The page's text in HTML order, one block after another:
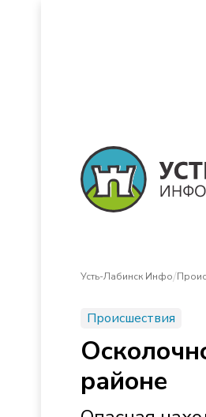
Усть-Лабинск Инфо/
Происшествия
районе